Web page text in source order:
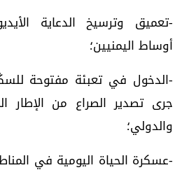
‏-تعميق وترسيخ الدعاية
أوساط اليمنيين؛
‏-الدخول في تعبئة مفتوحة
جرى تصدير الصراع من الإطار
والدولي؛
‏-عسكرة الحياة اليومية في